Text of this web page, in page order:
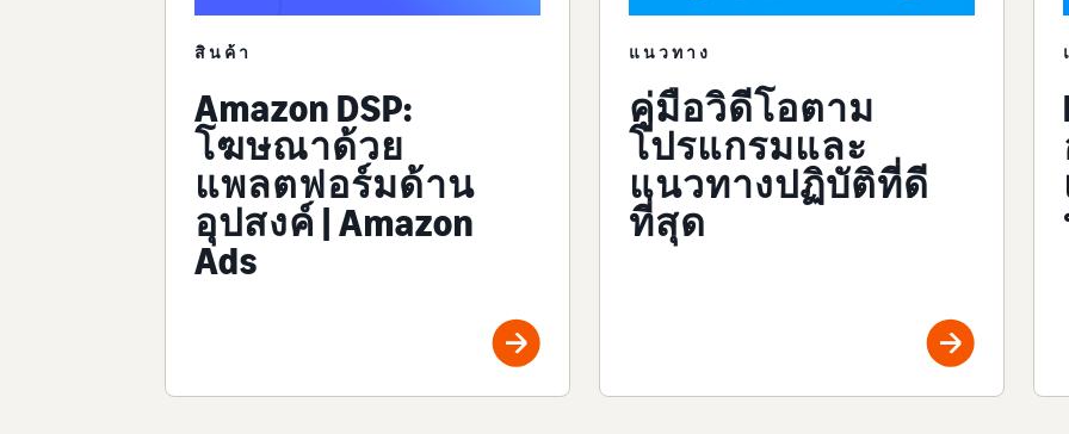
สินค้า
Amazon DSP:
โฆษณาด้วย
แพลตฟอร์มด้าน
อุปสงค์ | Amazon
Ads
แนวทาง
คู่มือวิดีโอตาม
โปรแกรมและ
แนวทางปฏิบัติที่ดี
ที่สุด